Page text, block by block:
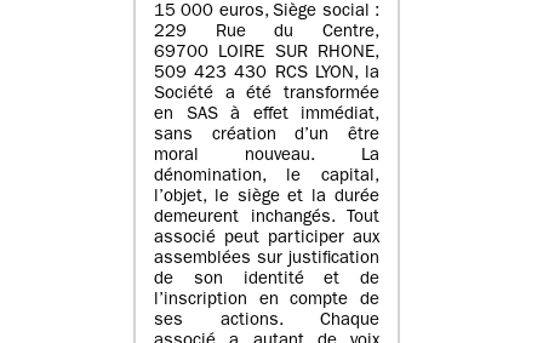
15 000 euros, Siège social :
229 Rue du Centre,
69700 LOIRE SUR RHONE,
509 423 430 RCS LYON, la
Société a été transformée
en SAS à effet immédiat,
sans création d’un être
moral nouveau. La
dénomination, le capital,
l’objet, le siège et la durée
demeurent inchangés. Tout
associé peut participer aux
assemblées sur justification
de son identité et de
l’inscription en compte de
ses actions. Chaque